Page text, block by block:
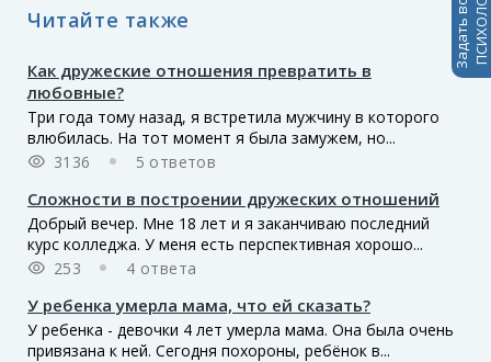
Читайте также
Как дружеские отношения превратить в
любовные?
Три года тому назад, я встретила мужчину в которого
влюбилась. На тот момент я была замужем, но...
3136
5 ответов
Сложности в построении дружеских отношений
Добрый вечер. Мне 18 лет и я заканчиваю последний
курс колледжа. У меня есть перспективная хорошо...
253
4 ответа
У ребенка умерла мама, что ей сказать?
У ребенка - девочки 4 лет умерла мама. Она была очень
привязана к ней. Сегодня похороны, ребёнок в...